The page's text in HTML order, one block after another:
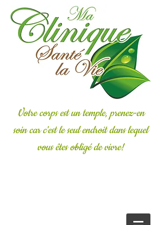
Votre corps est un temple, prenez-en
soin car c'est le seul endroit dans lequel
vous êtes obligé de vivre!